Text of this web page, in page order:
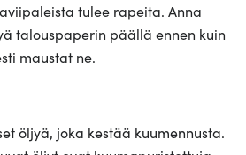
voivat yhdistää näitä
joita olet antanut heille tai joita on
heidän palvelujaan.
tulee rapeita. Anna
talouspaperin päällä ennen kuin
maustat ne.
öljyä, joka kestää kuumennusta.